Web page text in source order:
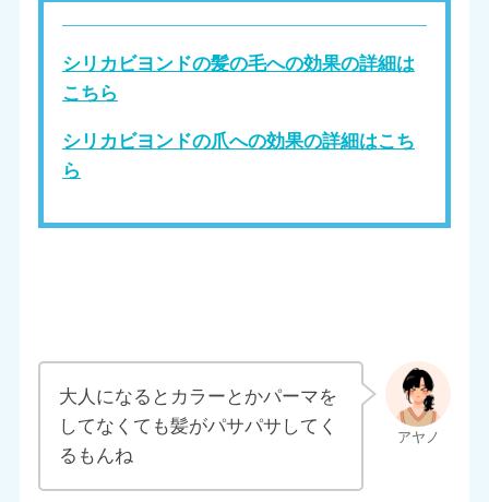
シリカビヨンドの髪の毛への効果の詳細は
こちら
シリカビヨンドの爪への効果の詳細はこち
ら
大人になるとカラーとかパーマを
してなくても髪がパサパサしてく
るもんね